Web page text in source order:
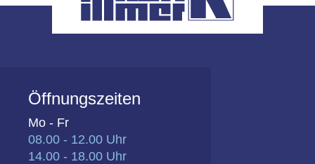
Öffnungszeiten
Mo - Fr
08.00 - 12.00 Uhr
14.00 - 18.00 Uhr